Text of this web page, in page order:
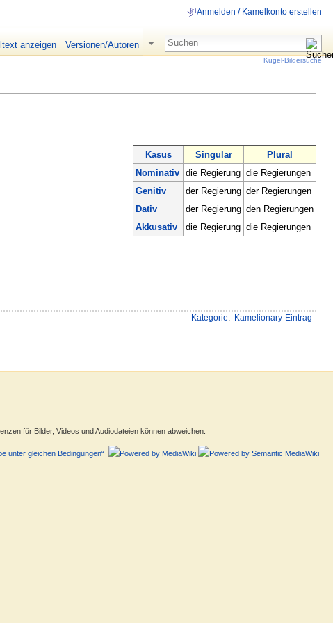
Kasus Singular
Plural
Nominativ die Regierung die Regierungen
Genitiv
der Regierung der Regierungen
Dativ
der Regierung den Regierungen
Akkusativ
die Regierung die Regierungen
Kategorie: Kamelionary-Eintrag
Anmelden / Kamelkonto erstellen
anzeigen Versionen/Autoren
Kugel-Bildersuche
für Bilder, Videos und Audiodateien können abweichen.